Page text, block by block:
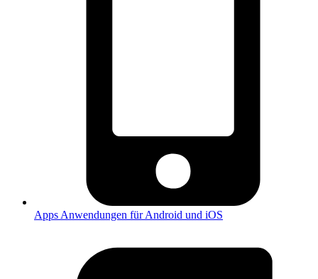
Apps Anwendungen für Android und iOS